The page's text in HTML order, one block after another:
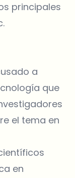
principales
a
que
el tema en
en